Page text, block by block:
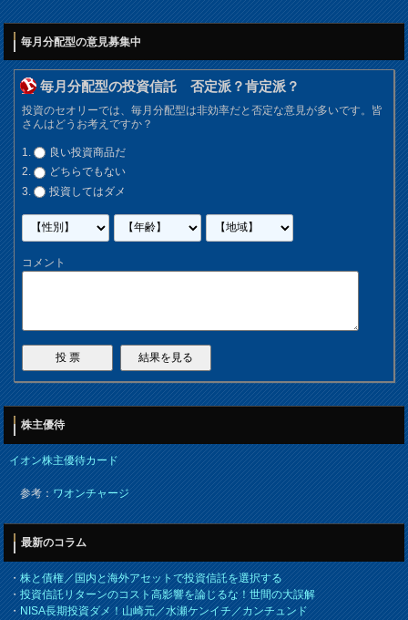
毎月分配型の意見募集中
毎月分配型の投資信託 否定派？肯定派？
投資のセオリーでは、毎月分配型は非効率だと否定な意見が多いです。皆
さんはどうお考えですか？
良い投資商品だ
どちらでもない
投資してはダメ
コメント
株主優待
イオン株主優待カード
参考：ワオンチャージ
最新のコラム
・株と債権／国内と海外アセットで投資信託を選択する
・投資信託リターンのコスト高影響を論じるな！世間の大誤解
・NISA長期投資ダメ！山崎元／水瀬ケンイチ／カンチュンド